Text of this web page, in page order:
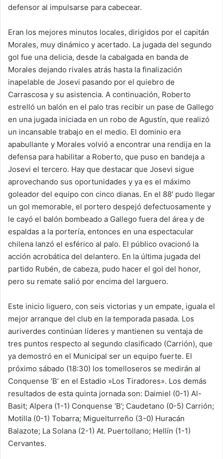
defensor al impulsarse para cabecear.
Eran los mejores minutos locales, dirigidos por el capitán
Morales, muy dinámico y acertado. La jugada del segundo
gol fue una delicia, desde la cabalgada en banda de
Morales dejando rivales atrás hasta la finalización
inapelable de Josevi pasando por el quiebro de
Carrascosa y su asistencia. A continuación, Roberto
estrelló un balón en el palo tras recibir un pase de Gallego
en una jugada iniciada en un robo de Agustín, que realizó
un incansable trabajo en el medio. El dominio era
apabullante y Morales volvió a encontrar una rendija en la
defensa para habilitar a Roberto, que puso en bandeja a
Josevi el tercero. Hay que destacar que Josevi sigue
aprovechando sus oportunidades y ya es el máximo
goleador del equipo con cinco dianas. En el 88′ pudo llegar
un gol memorable, el portero despejó defectuosamente y
le cayó el balón bombeado a Gallego fuera del área y de
espaldas a la portería, entonces en una espectacular
chilena lanzó el esférico al palo. El público ovacionó la
acción acrobática del delantero. En la última jugada del
partido Rubén, de cabeza, pudo hacer el gol del honor,
pero su remate salió por encima del larguero.
Este inicio liguero, con seis victorias y un empate, iguala el
mejor arranque del club en la temporada pasada. Los
auriverdes continúan líderes y mantienen su ventaja de
tres puntos respecto al segundo clasificado (Carrión), que
ya demostró en el Municipal ser un equipo fuerte. El
próximo sábado (18:30) los tomelloseros se medirán al
Conquense ‘B’ en el Estadio »Los Tiradores». Los demás
resultados de esta quinta jornada son: Daimiel (0-1) Al-
Basit; Alpera (1-1) Conquense ‘B’; Caudetano (0-5) Carrión;
Motilla (0-1) Tobarra; Miguelturreño (3-0) Huracán
Balazote; La Solana (2-1) At. Puertollano; Hellín (1-1)
Cervantes.